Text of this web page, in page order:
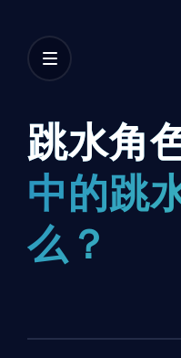
跳水角
中的跳
么？